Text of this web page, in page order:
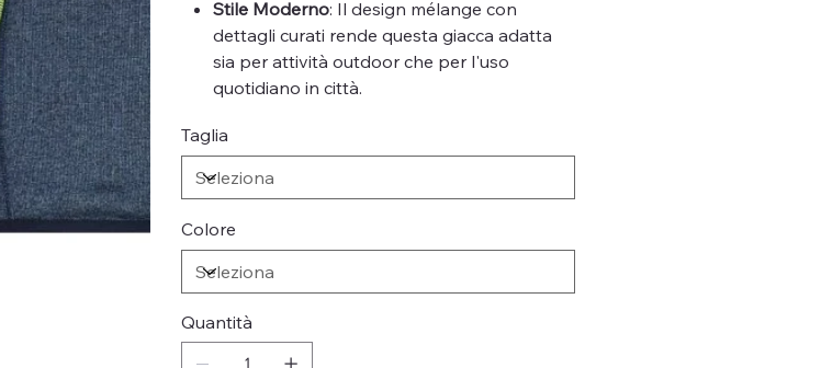
Stile Moderno: Il design mélange con
dettagli curati rende questa giacca adatta
sia per attività outdoor che per l'uso
quotidiano in città.
Taglia
Colore
Quantità